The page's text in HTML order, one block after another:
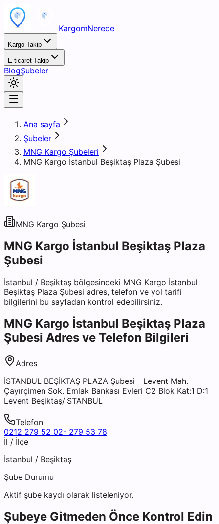
KargomNerede
Kargo Takip
E-ticaret Takip
BlogŞubeler
Ana sayfa
Şubeler
MNG Kargo Şubeleri
MNG Kargo İstanbul Beşiktaş Plaza Şubesi
MNG Kargo Şubesi
MNG Kargo İstanbul Beşiktaş Plaza
Şubesi
İstanbul / Beşiktaş bölgesindeki MNG Kargo İstanbul
Beşiktaş Plaza Şubesi adres, telefon ve yol tarifi
bilgilerini bu sayfadan kontrol edebilirsiniz.
MNG Kargo İstanbul Beşiktaş Plaza
Şubesi Adres ve Telefon Bilgileri
Adres
İSTANBUL BEŞİKTAŞ PLAZA Şubesi - Levent Mah.
Çayırçimen Sok. Emlak Bankası Evleri C2 Blok Kat:1 D:1
Levent Beşiktaş/İSTANBUL
Telefon
0212 279 52 02- 279 53 78
İl / İlçe
İstanbul / Beşiktaş
Şube Durumu
Aktif şube kaydı olarak listeleniyor.
Şubeye Gitmeden Önce Kontrol Edin